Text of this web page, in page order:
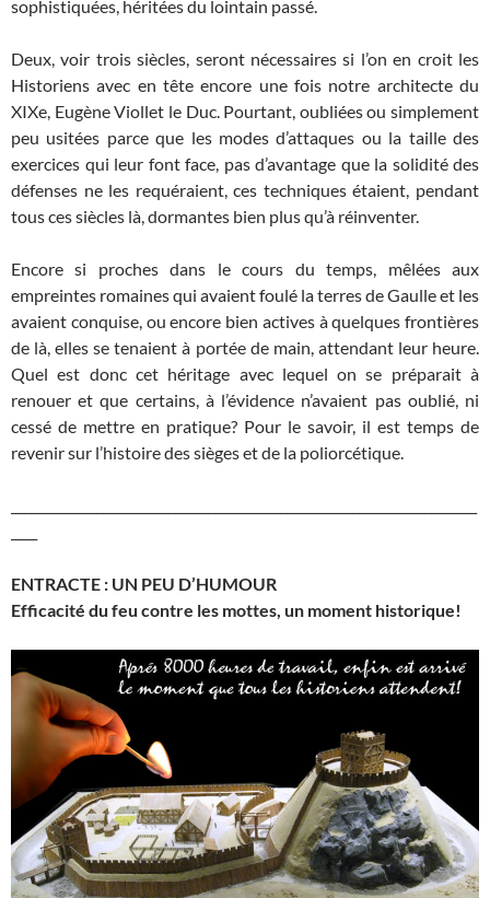
sophistiquées, héritées du lointain passé.
Deux, voir trois siècles, seront nécessaires si l’on en croit les
Historiens avec en tête encore une fois notre architecte du
XIXe, Eugène Viollet le Duc. Pourtant, oubliées ou simplement
peu usitées parce que les modes d’attaques ou la taille des
exercices qui leur font face, pas d’avantage que la solidité des
défenses ne les requéraient, ces techniques étaient, pendant
tous ces siècles là, dormantes bien plus qu’à réinventer.
Encore si proches dans le cours du temps, mêlées aux
empreintes romaines qui avaient foulé la terres de Gaulle et les
avaient conquise, ou encore bien actives à quelques frontières
de là, elles se tenaient à portée de main, attendant leur heure.
Quel est donc cet héritage avec lequel on se préparait à
renouer et que certains, à l’évidence n’avaient pas oublié, ni
cessé de mettre en pratique? Pour le savoir, il est temps de
revenir sur l’histoire des sièges et de la poliorcétique.
ENTRACTE : UN PEU D’HUMOUR
Efficacité du feu contre les mottes, un moment historique!